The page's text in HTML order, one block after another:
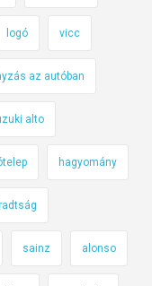
logó vicc
az autóban
alto
hagyomány
sainz alonso